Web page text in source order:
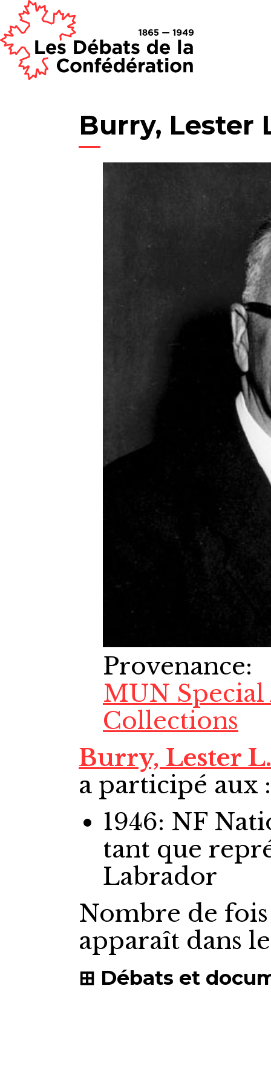
Burry, Lester
Provenance:
MUN
Collections
Burry, Lester
a participé aux :
1946: NF
tant que
Labrador
Nombre de
apparaît dans
Débats et